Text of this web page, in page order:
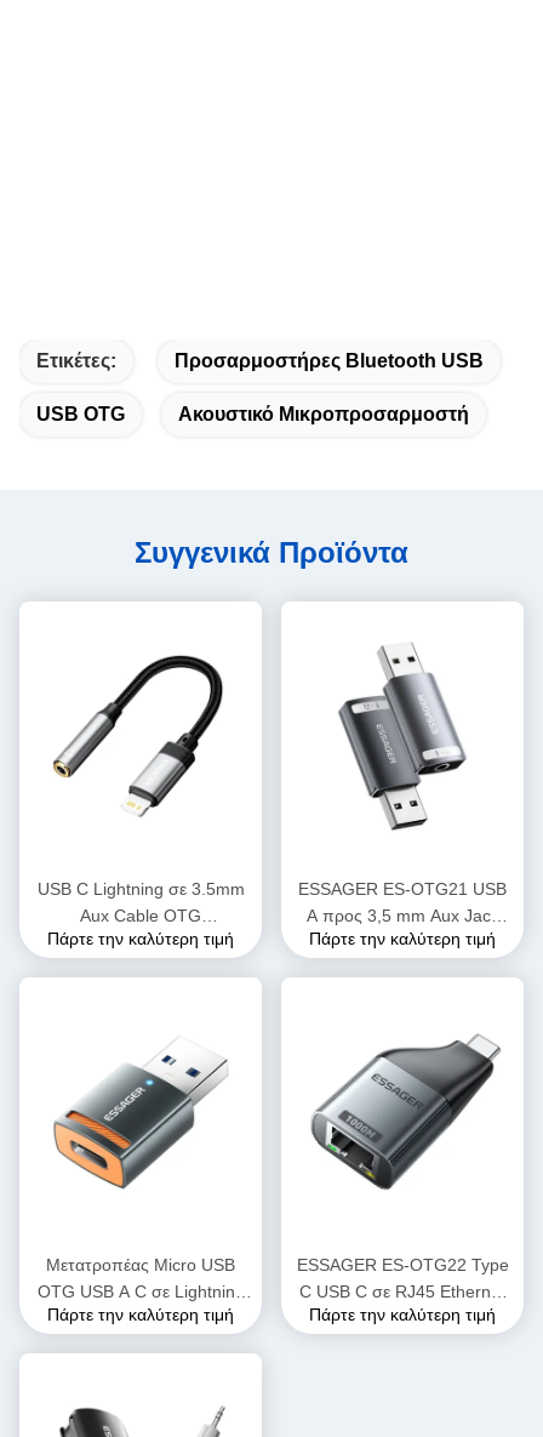
Ετικέτες: Προσαρμοστήρες Bluetooth USB
USB OTG Ακουστικό Μικροπροσαρμοστή
Συγγενικά Προϊόντα
USB C Lightning σε 3.5mm
Aux Cable OTG
προσαρμογείς για κινητά
Πάρτε την καλύτερη τιμή
ESSAGER ES-OTG21 USB
A προς 3,5 mm Aux Jack
Ακουστικό προσαρμογέα
Πάρτε την καλύτερη τιμή
Μετατροπέας Micro USB
OTG USB A C σε Lightning
OTG Connector ESSAGER
Πάρτε την καλύτερη τιμή
ESSAGER ES-OTG22 Type
C USB C σε RJ45 Ethernet
Adapter 100 1000 Mbps
Πάρτε την καλύτερη τιμή